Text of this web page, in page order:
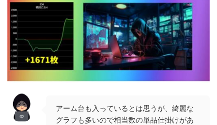
アーム台も入っているとは思うが、綺麗な
グラフも多いので相当数の単品仕掛けがあ